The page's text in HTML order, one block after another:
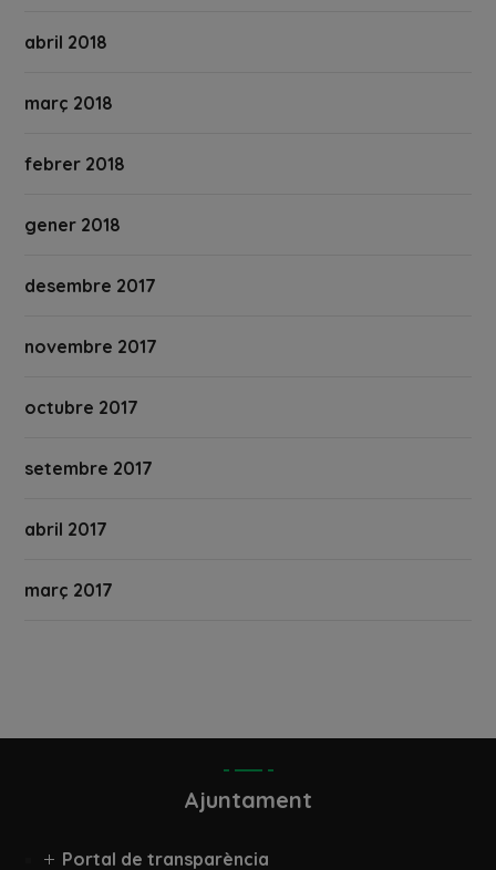
abril 2018
març 2018
febrer 2018
gener 2018
desembre 2017
novembre 2017
octubre 2017
setembre 2017
abril 2017
març 2017
Ajuntament
Portal de transparència